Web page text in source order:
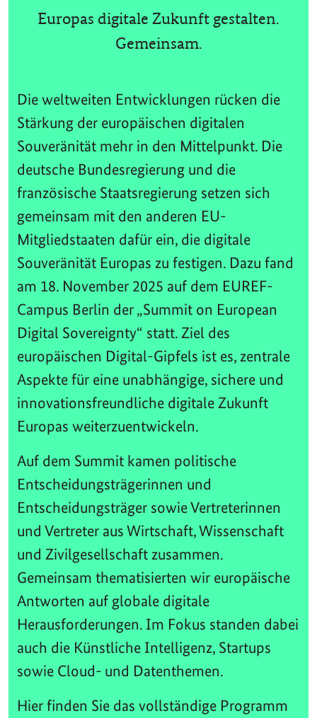
Europas digitale Zukunft gestalten.
Gemeinsam.
Die weltweiten Entwicklungen rücken die
Stärkung der europäischen digitalen
Souveränität mehr in den Mittelpunkt. Die
deutsche Bundesregierung und die
französische Staatsregierung setzen sich
gemeinsam mit den anderen EU-
Mitgliedstaaten dafür ein, die digitale
Souveränität Europas zu festigen. Dazu fand
am 18. November 2025 auf dem EUREF-
Campus Berlin der „Summit on European
Digital Sovereignty“ statt. Ziel des
europäischen Digital-Gipfels ist es, zentrale
Aspekte für eine unabhängige, sichere und
innovationsfreundliche digitale Zukunft
Europas weiterzuentwickeln.
Auf dem Summit kamen politische
Entscheidungsträgerinnen und
Entscheidungsträger sowie Vertreterinnen
und Vertreter aus Wirtschaft, Wissenschaft
und Zivilgesellschaft zusammen.
Gemeinsam thematisierten wir europäische
Antworten auf globale digitale
Herausforderungen. Im Fokus standen dabei
auch die Künstliche Intelligenz, Startups
sowie Cloud- und Datenthemen.
Hier finden Sie das vollständige Programm